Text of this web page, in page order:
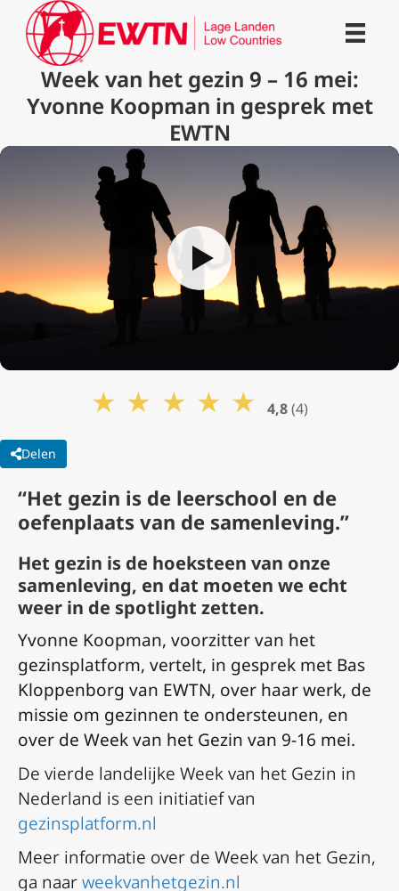
Week van het gezin 9 – 16 mei:
Yvonne Koopman in gesprek met
EWTN
★ ★ ★ ★ ★ 4,8(4)
Delen
“Het gezin is de leerschool en de
oefenplaats van de samenleving.”
Het gezin is de hoeksteen van onze
samenleving, en dat moeten we echt
weer in de spotlight zetten.
Yvonne Koopman, voorzitter van het
gezinsplatform, vertelt, in gesprek met Bas
Kloppenborg van EWTN, over haar werk, de
missie om gezinnen te ondersteunen, en
over de Week van het Gezin van 9-16 mei.
De vierde landelijke Week van het Gezin in
Nederland is een initiatief van
gezinsplatform.nl
Meer informatie over de Week van het Gezin,
ga naarweekvanhetgezin.nl